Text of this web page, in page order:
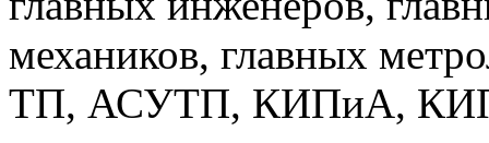
механиков, главных
ТП, АСУТП, КИПиА, КИП